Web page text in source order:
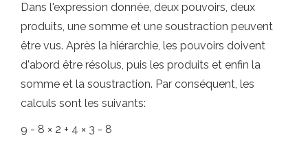
Dans l'expression donnée, deux pouvoirs, deux
produits, une somme et une soustraction peuvent
être vus. Après la hiérarchie, les pouvoirs doivent
d'abord être résolus, puis les produits et enfin la
somme et la soustraction. Par conséquent, les
calculs sont les suivants:
9 - 8 × 2 + 4 × 3 - 8